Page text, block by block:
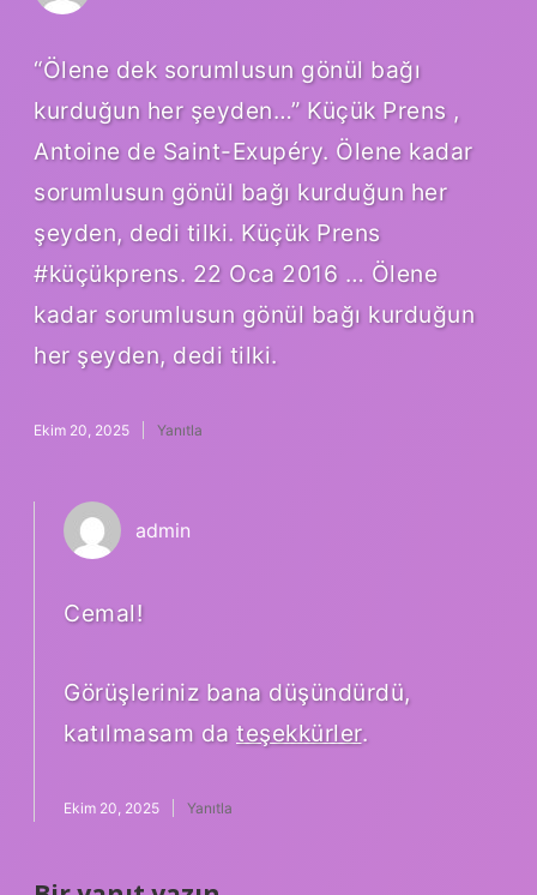
“Ölene dek sorumlusun gönül bağı
kurduğun her şeyden…” Küçük Prens ,
Antoine de Saint-Exupéry. Ölene kadar
sorumlusun gönül bağı kurduğun her
şeyden, dedi tilki. Küçük Prens
#küçükprens. 22 Oca 2016 … Ölene
kadar sorumlusun gönül bağı kurduğun
her şeyden, dedi tilki.
Ekim 20, 2025 Yanıtla
admin
Cemal!
Görüşleriniz bana düşündürdü,
katılmasam da teşekkürler.
Ekim 20, 2025 Yanıtla